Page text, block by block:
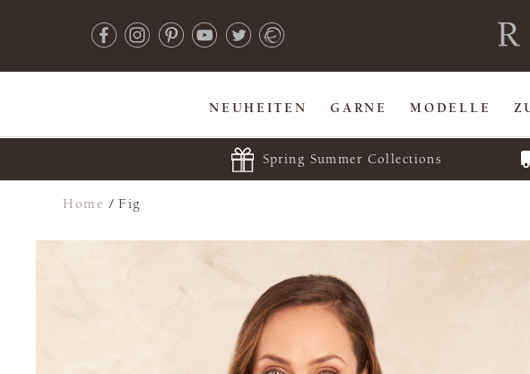
NEUHEITEN GARNE MODELLE
Spring Summer Collections
Home /Fig